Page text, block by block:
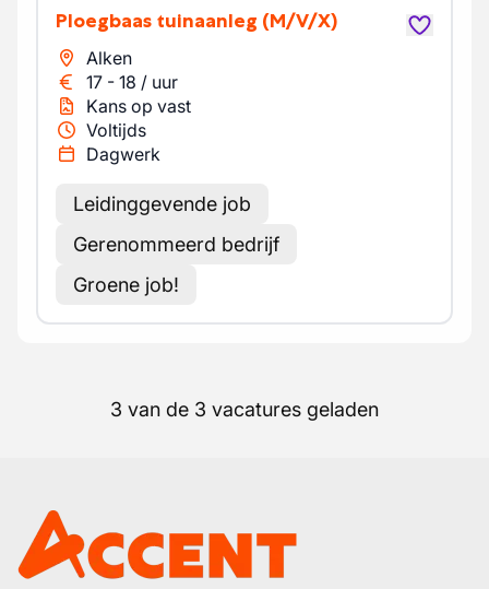
Ploegbaas tuinaanleg (M/V/X)
Alken
17 - 18 / uur
Kans op vast
Voltijds
Dagwerk
Leidinggevende job
Gerenommeerd bedrijf
Groene job!
3 van de 3 vacatures geladen